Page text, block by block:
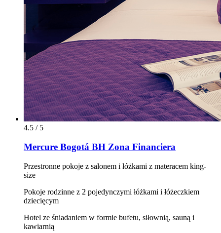
4.5 / 5
Mercure Bogotá BH Zona Financiera
Przestronne pokoje z salonem i łóżkami z materacem king-
size
Pokoje rodzinne z 2 pojedynczymi łóżkami i łóżeczkiem
dziecięcym
Hotel ze śniadaniem w formie bufetu, siłownią, sauną i
kawiarnią